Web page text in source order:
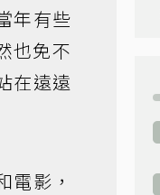
年有些
也免不
在遠遠
電影，